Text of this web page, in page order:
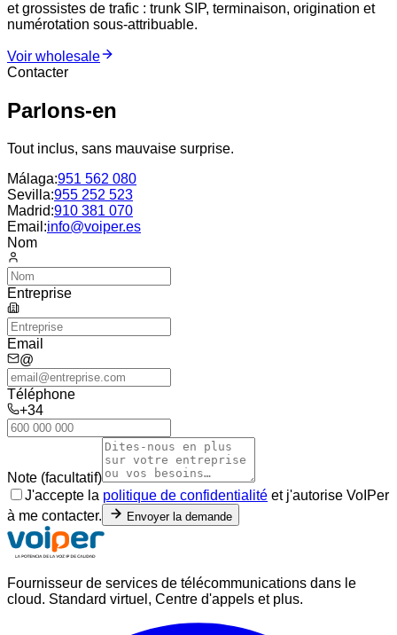
et grossistes de trafic : trunk SIP, terminaison, origination et
numérotation sous-attribuable.
Voir wholesale
Contacter
Parlons-en
Tout inclus, sans mauvaise surprise.
Málaga:951 562 080
Sevilla:955 252 523
Madrid:910 381 070
Email:info@voiper.es
Nom
Entreprise
Email
@
Téléphone
+34
Note (facultatif)
J'accepte la politique de confidentialité et j'autorise VoIPer
à me contacter.
Envoyer la demande
Fournisseur de services de télécommunications dans le
cloud. Standard virtuel, Centre d'appels et plus.